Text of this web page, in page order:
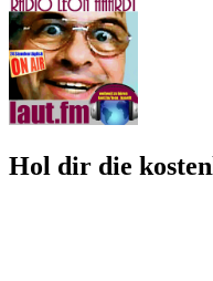
Hol dir die